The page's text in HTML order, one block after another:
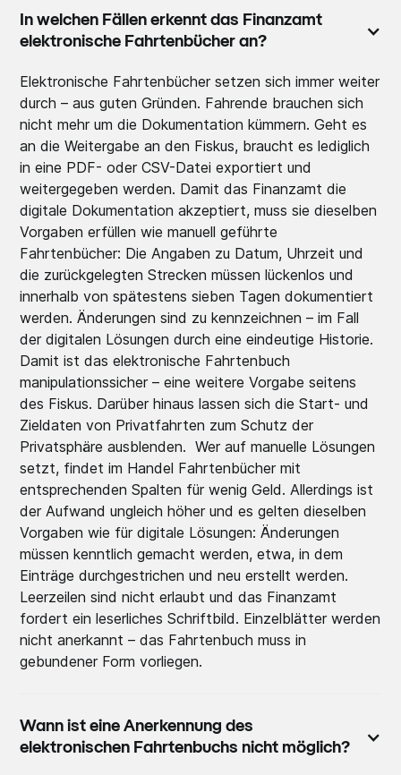
In welchen Fällen erkennt das Finanzamt
elektronische Fahrtenbücher an?
Elektronische Fahrtenbücher setzen sich immer weiter
durch – aus guten Gründen. Fahrende brauchen sich
nicht mehr um die Dokumentation kümmern. Geht es
an die Weitergabe an den Fiskus, braucht es lediglich
in eine PDF- oder CSV-Datei exportiert und
weitergegeben werden. Damit das Finanzamt die
digitale Dokumentation akzeptiert, muss sie dieselben
Vorgaben erfüllen wie manuell geführte
Fahrtenbücher: Die Angaben zu Datum, Uhrzeit und
die zurückgelegten Strecken müssen lückenlos und
innerhalb von spätestens sieben Tagen dokumentiert
werden. Änderungen sind zu kennzeichnen – im Fall
der digitalen Lösungen durch eine eindeutige Historie.
Damit ist das elektronische Fahrtenbuch
manipulationssicher – eine weitere Vorgabe seitens
des Fiskus. Darüber hinaus lassen sich die Start- und
Zieldaten von Privatfahrten zum Schutz der
Privatsphäre ausblenden. Wer auf manuelle Lösungen
setzt, findet im Handel Fahrtenbücher mit
entsprechenden Spalten für wenig Geld. Allerdings ist
der Aufwand ungleich höher und es gelten dieselben
Vorgaben wie für digitale Lösungen: Änderungen
müssen kenntlich gemacht werden, etwa, in dem
Einträge durchgestrichen und neu erstellt werden.
Leerzeilen sind nicht erlaubt und das Finanzamt
fordert ein leserliches Schriftbild. Einzelblätter werden
nicht anerkannt – das Fahrtenbuch muss in
gebundener Form vorliegen.
Wann ist eine Anerkennung des
elektronischen Fahrtenbuchs nicht möglich?